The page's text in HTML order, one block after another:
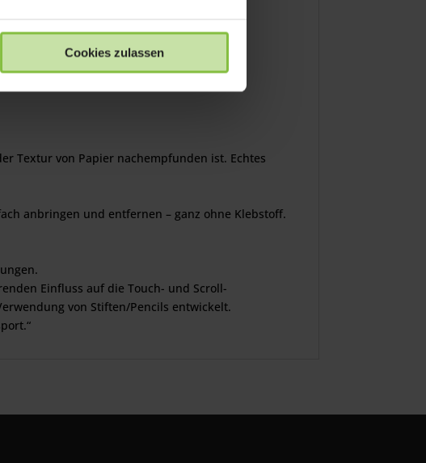
Cookies zulassen
Textur von Papier nachempfunden ist. Echtes
anbringen und entfernen – ganz ohne Klebstoff.
Einfluss auf die Touch- und Scroll-
von Stiften/Pencils entwickelt.